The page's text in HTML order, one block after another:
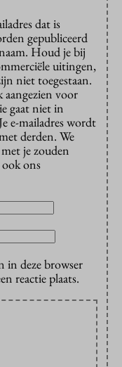
dat is
gepubliceerd
Houd je bij
uitingen,
niet toegestaan.
aangezien voor
gaat niet in
e-mailadres wordt
derden. We
je zouden
ons
in deze browser
reactie plaats.